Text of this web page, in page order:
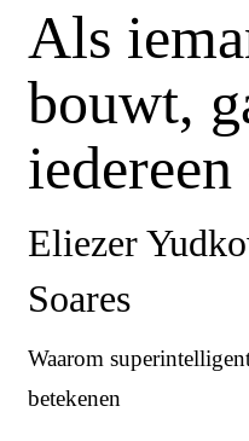
Als
bouwt,
Eliezer
Soares
Waarom
betekenen